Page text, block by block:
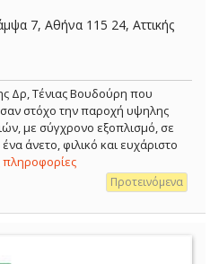
7, Αθήνα 115 24, Αττικής
Δρ, Τένιας Βουδούρη που
σαν στόχο την παροχή υψηλης
με σύγχρονο εξοπλισμό, σε
άνετο, φιλικό και ευχάριστο
πληροφορίες
Προτεινόμενα